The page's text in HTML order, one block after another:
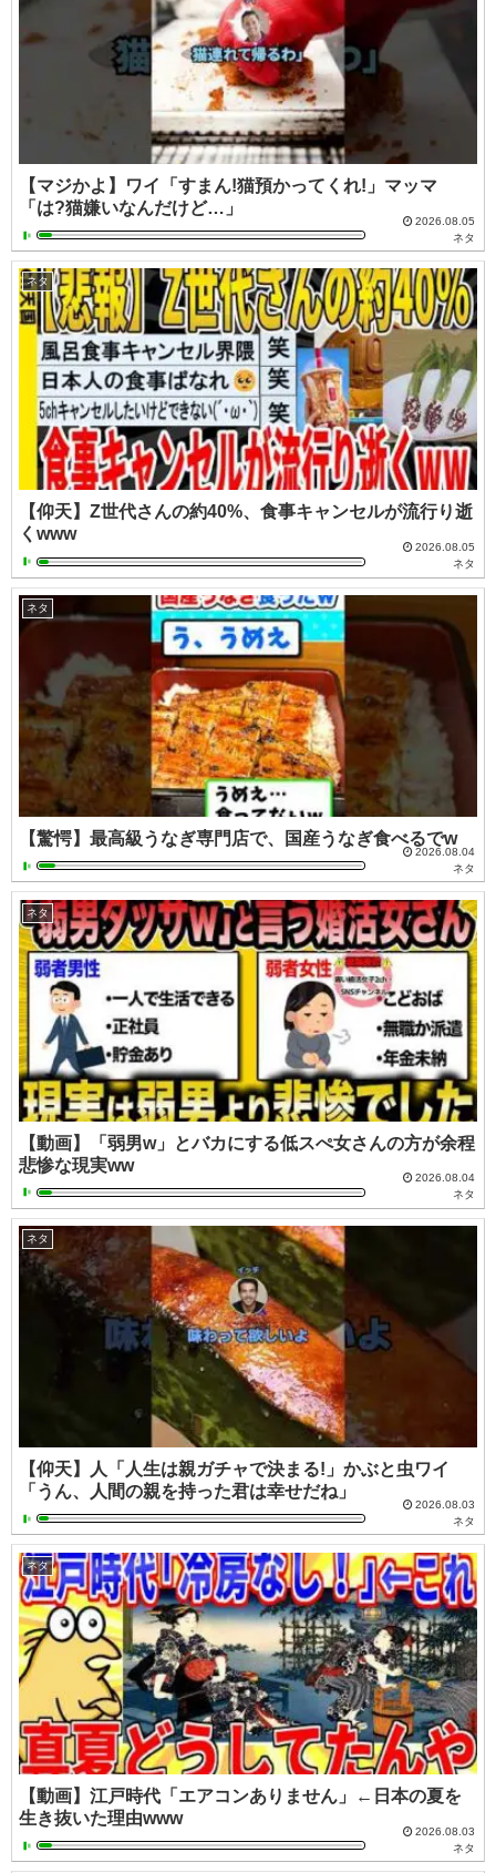
【マジかよ】ワイ「すまん!猫預かってくれ!」マッマ
「は?猫嫌いなんだけど…」
2026.08.05
ネタ
ネタ
【仰天】Z世代さんの約40%、食事キャンセルが流行り逝
くwww
2026.08.05
ネタ
ネタ
【驚愕】最高級うなぎ専門店で、国産うなぎ食べるでw
2026.08.04
ネタ
ネタ
【動画】「弱男w」とバカにする低スぺ女さんの方が余程
悲惨な現実ww
2026.08.04
ネタ
ネタ
【仰天】人「人生は親ガチャで決まる!」かぶと虫ワイ
「うん、人間の親を持った君は幸せだね」
2026.08.03
ネタ
ネタ
【動画】江戸時代「エアコンありません」←日本の夏を
生き抜いた理由www
2026.08.03
ネタ